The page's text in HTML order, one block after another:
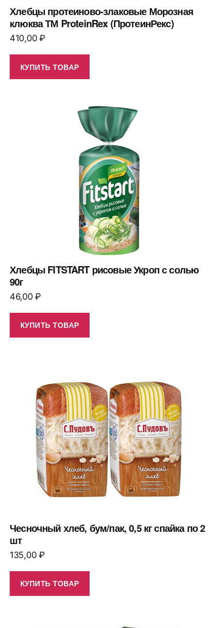
Хлебцы протеиново-злаковые Морозная
клюква ТМ ProteinRex (ПротеинРекс)
410,00₽
КУПИТЬ ТОВАР
Хлебцы FITSTART рисовые Укроп с солью
90г
46,00₽
КУПИТЬ ТОВАР
Чесночный хлеб, бум/пак, 0,5 кг спайка по 2
шт
135,00₽
КУПИТЬ ТОВАР